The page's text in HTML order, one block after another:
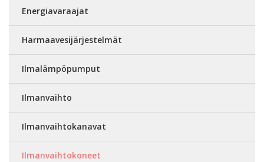
Energiavaraajat
Harmaavesijärjestelmät
Ilmalämpöpumput
Ilmanvaihto
Ilmanvaihtokanavat
Ilmanvaihtokoneet